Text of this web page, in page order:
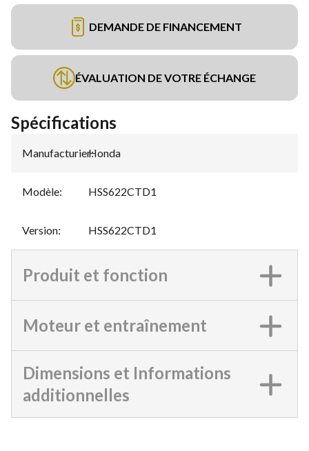
DEMANDE DE FINANCEMENT
ÉVALUATION DE VOTRE ÉCHANGE
Spécifications
Manufacturier:
Honda
Modèle: HSS622CTD1
Version: HSS622CTD1
Produit et fonction
Moteur et entraînement
Dimensions et Informations
additionnelles